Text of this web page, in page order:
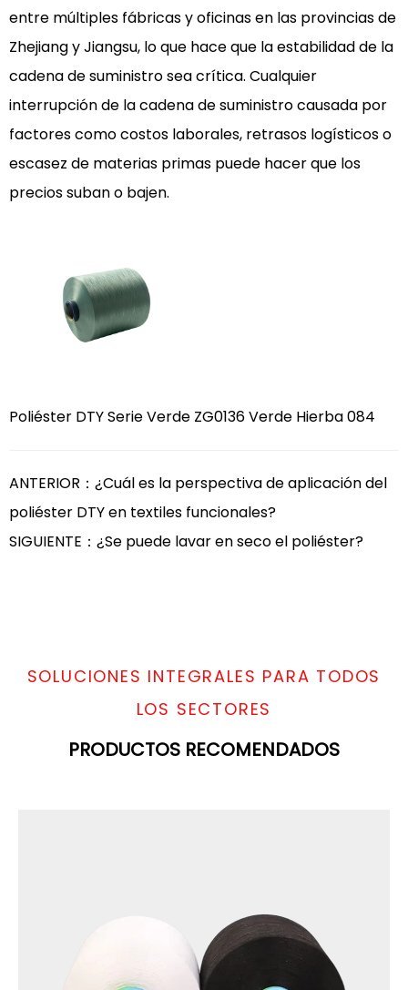
entre múltiples fábricas y oficinas en las provincias de
Zhejiang y Jiangsu, lo que hace que la estabilidad de la
cadena de suministro sea crítica. Cualquier
interrupción de la cadena de suministro causada por
factores como costos laborales, retrasos logísticos o
escasez de materias primas puede hacer que los
precios suban o bajen.
Poliéster DTY Serie Verde ZG0136 Verde Hierba 084
ANTERIOR：¿Cuál es la perspectiva de aplicación del
poliéster DTY en textiles funcionales?
SIGUIENTE：¿Se puede lavar en seco el poliéster?
SOLUCIONES INTEGRALES PARA TODOS
LOS SECTORES
PRODUCTOS RECOMENDADOS